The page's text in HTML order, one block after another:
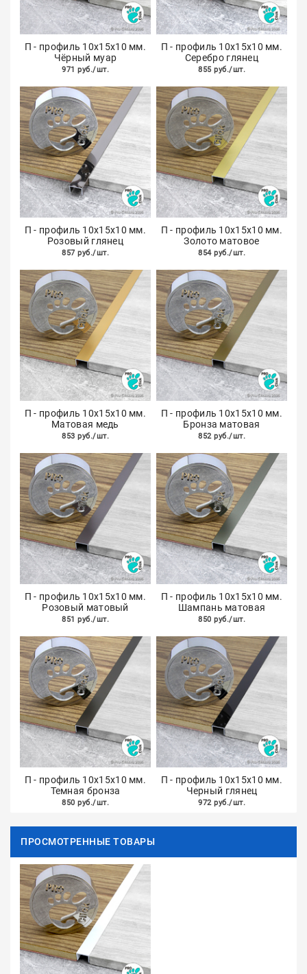
П - профиль 10х15х10 мм.
Чёрный муар
971 руб./шт.
П - профиль 10х15х10 мм.
Серебро глянец
855 руб./шт.
П - профиль 10х15х10 мм.
Розовый глянец
857 руб./шт.
П - профиль 10х15х10 мм.
Золото матовое
854 руб./шт.
П - профиль 10х15х10 мм.
Матовая медь
853 руб./шт.
П - профиль 10х15х10 мм.
Бронза матовая
852 руб./шт.
П - профиль 10х15х10 мм.
Розовый матовый
851 руб./шт.
П - профиль 10х15х10 мм.
Шампань матовая
850 руб./шт.
П - профиль 10х15х10 мм.
Темная бронза
850 руб./шт.
П - профиль 10х15х10 мм.
Черный глянец
972 руб./шт.
ПРОСМОТРЕННЫЕ ТОВАРЫ